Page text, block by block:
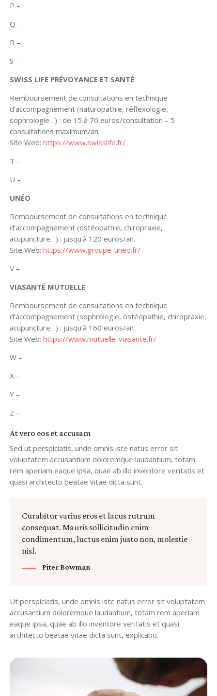
P –
Q –
R –
S –
SWISS LIFE PRÉVOYANCE ET SANTÉ
Remboursement de consultations en technique
d’accompagnement (naturopathie, réflexologie,
sophrologie…) : de 15 à 70 euros/consultation – 5
consultations maximum/an.
Site Web: https://www.swisslife.fr/
T –
U –
UNÉO
Remboursement de consultations en technique
d’accompagnement (ostéopathie, chiropraxie,
acupuncture…) : jusqu’à 120 euros/an.
Site Web: https://www.groupe-uneo.fr/
V –
VIASANTÉ MUTUELLE
Remboursement de consultations en technique
d’accompagnement (sophrologie, ostéopathie, chiropraxie,
acupuncture…) : jusqu’à 160 euros/an.
Site Web: https://www.mutuelle-viasante.fr/
W –
X –
Y –
Z –
At vero eos et accusam
Sed ut perspiciatis, unde omnis iste natus error sit
voluptatem accusantium doloremque laudantium, totam
rem aperiam eaque ipsa, quae ab illo inventore veritatis et
quasi architecto beatae vitae dicta sunt.
Curabitur varius eros et lacus rutrum
consequat. Mauris sollicitudin enim
condimentum, luctus enim justo non, molestie
nisl.
Piter Bowman
Ut perspiciatis, unde omnis iste natus error sit voluptatem
accusantium doloremque laudantium, totam rem aperiam
eaque ipsa, quae ab illo inventore veritatis et quasi
architecto beatae vitae dicta sunt, explicabo.